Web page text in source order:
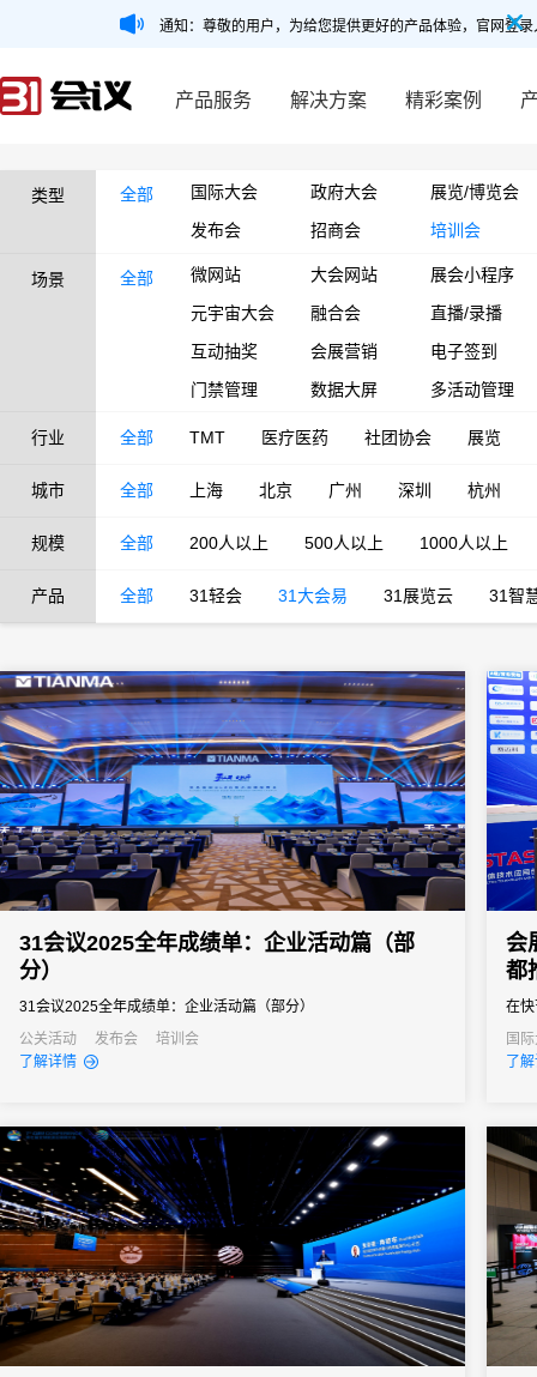
通知：尊敬的用户，为给您提供更好的产品体验，官网登
产品服务 解决方案 精彩案例
类型 全部 国际大会 政府大会
展览/博览会
发布会
招商会 培训会
场景 全部 微网站 大会网站
展会小程序
元宇宙大会
融合会
直播/录播
互动抽奖
会展营销
电子签到
门禁管理
数据大屏 多活动管理
行业 全部 TMT 医疗医药 社团协会 展览
城市 全部 上海 北京 广州 深圳 杭州
规模 全部 200人以上 500人以上 1000人以上
产品 全部 31轻会 31大会易 31展览云 31智
31会议2025全年成绩单：企业活动篇（部
分）
31会议2025全年成绩单：企业活动篇（部分）
公关活动
发布会
培训会
了解详情
会
都
在
功
的
者
国
经
了